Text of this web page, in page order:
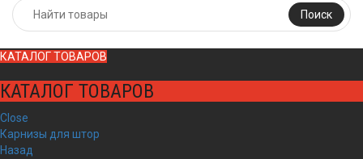
Поиск
КАТАЛОГ ТОВАРОВ
КАТАЛОГ ТОВАРОВ
Close
Карнизы для штор
Назад